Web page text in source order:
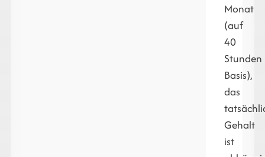
Monat
(auf
40
Stunden
Basis),
das
Gehalt
ist